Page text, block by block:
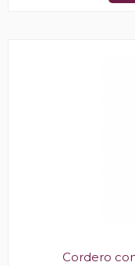
Cordero